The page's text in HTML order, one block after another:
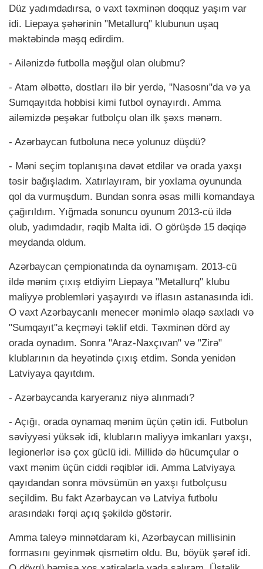
Düz yadımdadırsa, o vaxt təxminən doqquz yaşım var
idi. Liepaya şəhərinin "Metallurq" klubunun uşaq
məktəbində məşq edirdim.
- Ailənizdə futbolla məşğul olan olubmu?
- Atam əlbəttə, dostları ilə bir yerdə, "Nasosnı"da və ya
Sumqayıtda hobbisi kimi futbol oynayırdı. Amma
ailəmizdə peşəkar futbolçu olan ilk şəxs mənəm.
- Azərbaycan futboluna necə yolunuz düşdü?
- Məni seçim toplanışına dəvət etdilər və orada yaxşı
təsir bağışladım. Xatırlayıram, bir yoxlama oyununda
qol da vurmuşdum. Bundan sonra əsas milli komandaya
çağırıldım. Yığmada sonuncu oyunum 2013-cü ildə
olub, yadımdadır, rəqib Malta idi. O görüşdə 15 dəqiqə
meydanda oldum.
Azərbaycan çempionatında da oynamışam. 2013-cü
ildə mənim çıxış etdiyim Liepaya "Metallurq" klubu
maliyyə problemləri yaşayırdı və iflasın astanasında idi.
O vaxt Azərbaycanlı menecer mənimlə əlaqə saxladı və
"Sumqayıt"a keçməyi təklif etdi. Təxminən dörd ay
orada oynadım. Sonra "Araz-Naxçıvan" və "Zirə"
klublarının da heyətində çıxış etdim. Sonda yenidən
Latviyaya qayıtdım.
- Azərbaycanda karyeranız niyə alınmadı?
- Açığı, orada oynamaq mənim üçün çətin idi. Futbolun
səviyyəsi yüksək idi, klubların maliyyə imkanları yaxşı,
legionerlər isə çox güclü idi. Millidə də hücumçular o
vaxt mənim üçün ciddi rəqiblər idi. Amma Latviyaya
qayıdandan sonra mövsümün ən yaxşı futbolçusu
seçildim. Bu fakt Azərbaycan və Latviya futbolu
arasındakı fərqi açıq şəkildə göstərir.
Amma taleyə minnətdaram ki, Azərbaycan millisinin
formasını geyinmək qismətim oldu. Bu, böyük şərəf idi.